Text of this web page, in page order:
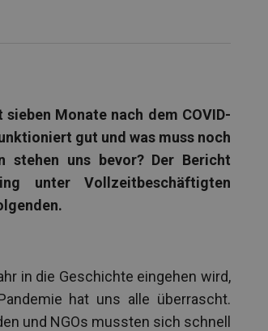
Monate nach dem COVID-
gut und was muss noch
stehen uns bevor? Der Bericht
unter Vollzeitbeschäftigten
in die Geschichte eingehen wird,
hat uns alle überrascht.
und NGOs mussten sich schnell